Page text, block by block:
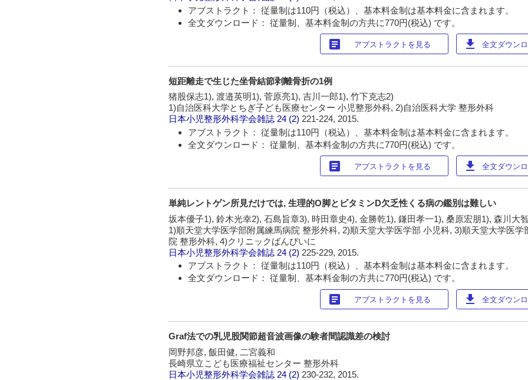
アブストラクト： 従量制は110円（税込）、基本料金制は基本料金に含まれます。
全文ダウンロード： 従量制、基本料金制の方共に770円(税込) です。
article アブストラクトを見る download 全文ダウン
短距離走で生じた坐骨結節剥離骨折の1例
猪股保志1), 渡邉英明1), 菅原亮1), 吉川一郎1), 竹下克志2)
1)自治医科大学とちぎ子ども医療センター 小児整形外科, 2)自治医科大学 整形外科
日本小児整形外科学会雑誌 24 (2)221-224, 2015.
アブストラクト： 従量制は110円（税込）、基本料金制は基本料金に含まれます。
全文ダウンロード： 従量制、基本料金制の方共に770円(税込) です。
article アブストラクトを見る download 全文ダウン
単純レントゲン所見だけでは, 生理的O脚とビタミンD欠乏性くる病の鑑別は難しい
坂本優子1), 鈴木光幸2), 石島旨章3), 時田章史4), 金勝乾1), 鎌田孝一1), 桑原宏朋1), 森川大
1)順天堂大学医学部附属練馬病院 整形外科, 2)順天堂大学医学部 小児科, 3)順天堂大学医学
院 整形外科, 4)クリニックばんびいに
日本小児整形外科学会雑誌 24 (2) 225-229, 2015.
アブストラクト： 従量制は110円（税込）、基本料金制は基本料金に含まれます。
全文ダウンロード： 従量制、基本料金制の方共に770円(税込) です。
article アブストラクトを見る download 全文ダウン
Graf法での乳児股関節超音波画像の験者間認識差の検討
岡野邦彦, 飯田健, 二宮義和
長崎県立こども医療福祉センター 整形外科
日本小児整形外科学会雑誌 24 (2) 230-232, 2015.